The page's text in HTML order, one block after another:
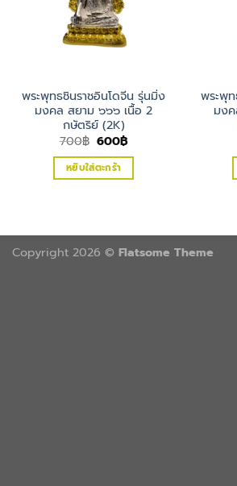
พระพุทธชินราชอินโดจีน รุ่นมิ่ง
มงคล สยาม ๖๖๖ เนื้อ 2
กษัตริย์ (2K)
700฿ Original
price
was:
700฿.
600฿Current
is:
600฿.
หยิบใส่ตะกร้า
พระพุ
มง
Copyright 2026 © Flatsome Theme